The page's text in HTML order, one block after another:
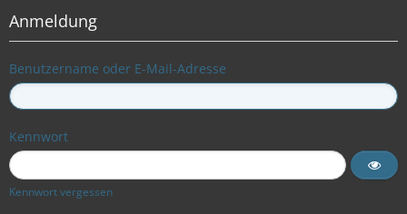
Anmeldung
Benutzername oder E-Mail-Adresse
Kennwort
Kennwort vergessen